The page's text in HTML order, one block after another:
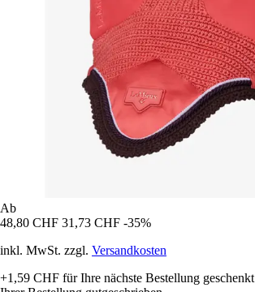
Ab
48,80 CHF 31,73 CHF -35%
inkl. MwSt. zzgl. Versandkosten
+1,59 CHF für Ihre nächste Bestellung geschenkt